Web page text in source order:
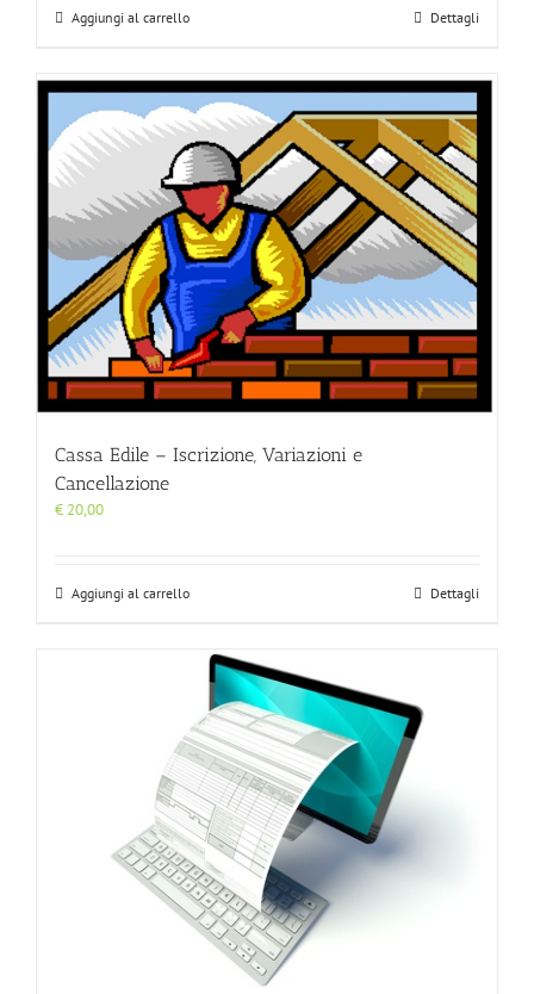
Aggiungi al carrello Dettagli
Cassa Edile – Iscrizione, Variazioni e
Cancellazione
€ 20,00
Aggiungi al carrello Dettagli